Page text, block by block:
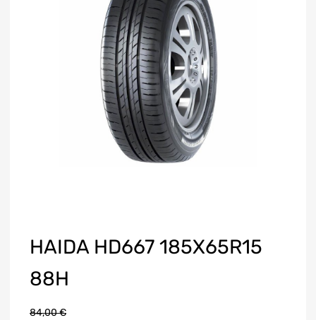
HAIDA HD667 185X65R15
88H
84,00€